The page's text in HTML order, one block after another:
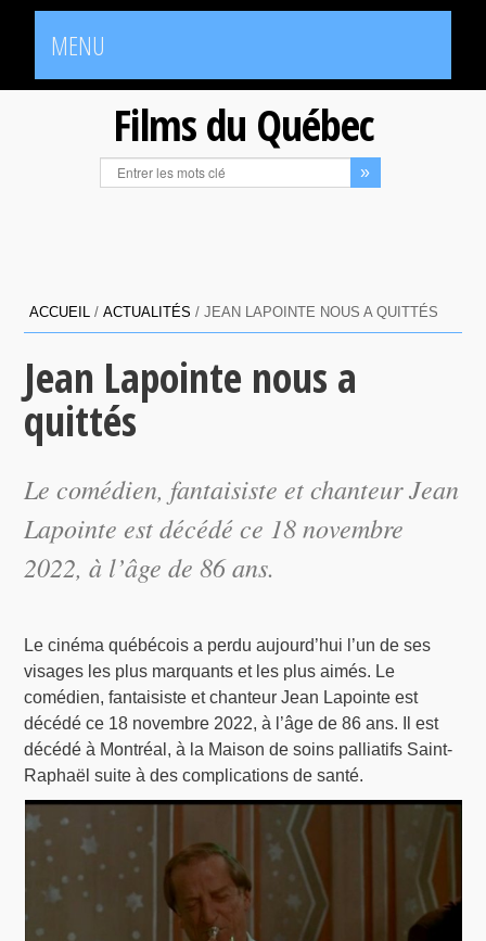
MENU
Films du Québec
ACCUEIL /ACTUALITÉS /JEAN LAPOINTE NOUS A QUITTÉS
Jean Lapointe nous a
quittés
Le comédien, fantaisiste et chanteur Jean
Lapointe est décédé ce 18 novembre
2022, à l’âge de 86 ans.
Le cinéma québécois a perdu aujourd’hui l’un de ses
visages les plus marquants et les plus aimés. Le
comédien, fantaisiste et chanteur Jean Lapointe est
décédé ce 18 novembre 2022, à l’âge de 86 ans. Il est
décédé à Montréal, à la Maison de soins palliatifs Saint-
Raphaël suite à des complications de santé.